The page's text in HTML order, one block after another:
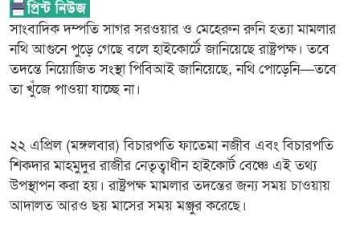
সাংবাদিক দম্পতি সাগর সরওয়ার ও মেহেরুন রুনি হত্যা মামলার
নথি আগুনে পুড়ে গেছে বলে হাইকোর্টে জানিয়েছে রাষ্ট্রপক্ষ। তবে
তদন্তে নিয়োজিত সংস্থা পিবিআই জানিয়েছে, নথি পোড়েনি—তবে
তা খুঁজে পাওয়া যাচ্ছে না।
২২ এপ্রিল (মঙ্গলবার) বিচারপতি ফাতেমা নজীব এবং বিচারপতি
শিকদার মাহমুদুর রাজীর নেতৃত্বাধীন হাইকোর্ট বেঞ্চে এই তথ্য
উপস্থাপন করা হয়। রাষ্ট্রপক্ষ মামলার তদন্তের জন্য সময় চাওয়ায়
আদালত আরও ছয় মাসের সময় মঞ্জুর করেছে।